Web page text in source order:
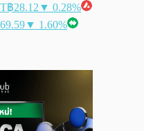
฿28.12 ▼ 0.28%
▼ 1.60%